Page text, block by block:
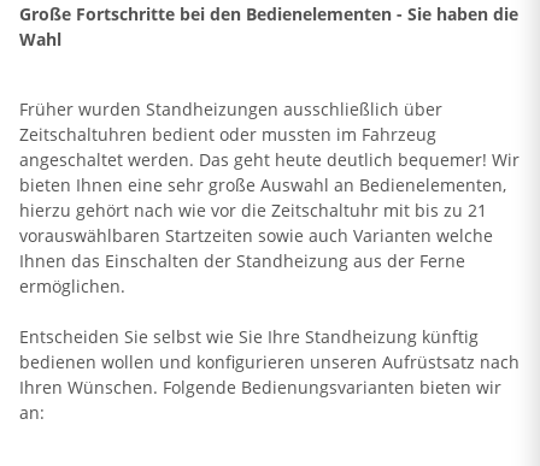
Große Fortschritte bei den Bedienelementen - Sie haben die
Wahl
Früher wurden Standheizungen ausschließlich über
Zeitschaltuhren bedient oder mussten im Fahrzeug
angeschaltet werden. Das geht heute deutlich bequemer! Wir
bieten Ihnen eine sehr große Auswahl an Bedienelementen,
hierzu gehört nach wie vor die Zeitschaltuhr mit bis zu 21
vorauswählbaren Startzeiten sowie auch Varianten welche
Ihnen das Einschalten der Standheizung aus der Ferne
ermöglichen.
Entscheiden Sie selbst wie Sie Ihre Standheizung künftig
bedienen wollen und konfigurieren unseren Aufrüstsatz nach
Ihren Wünschen. Folgende Bedienungsvarianten bieten wir
an: